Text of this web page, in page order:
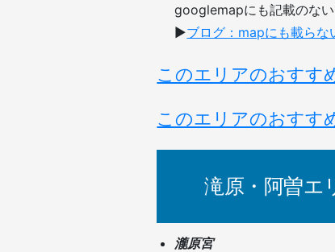
googlemapにも記載のな
▶︎ブログ：mapにも載らな
このエリアのおすす
このエリアのおすす
滝原・阿曽エ
瀧原宮